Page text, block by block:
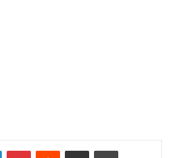
LinkedInPinterestReddit Share via Email Print